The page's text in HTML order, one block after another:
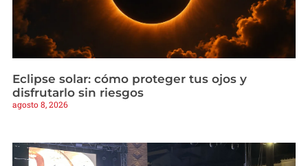
Eclipse solar: cómo proteger tus ojos y
disfrutarlo sin riesgos
agosto 8, 2026